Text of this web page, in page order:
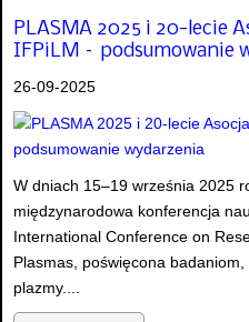
PLASMA 2025 i 20-lecie
IFPiLM – podsumowanie
26-09-2025
W dniach 15–19 września 2025
międzynarodowa konferencja
International Conference on
Plasmas, poświęcona
plazmy....